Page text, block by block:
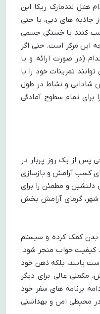
هتل لندمارک ریکا این
جاذبه های دبی، یا حتی
کسب کنند یا خستگی جسمی
این مرکز است. حتی اگر
(در صورت ارائه و با
تمرینات خود را با
شادابی و نشاط در طول
برای تمام سطوح آمادگی
پس از یک روز پربار در
کسب آرامش و بازسازی
و مطمئن را برای
شهر، گرمای آرامش بخش
بدن کمک کرده و سیستم
کیفیت خواب منجر شود.
یابند، بلکه ذهن خود
مکملی عالی برای دیگر
برنامه های سفر خود
محیطی امن و بهداشتی